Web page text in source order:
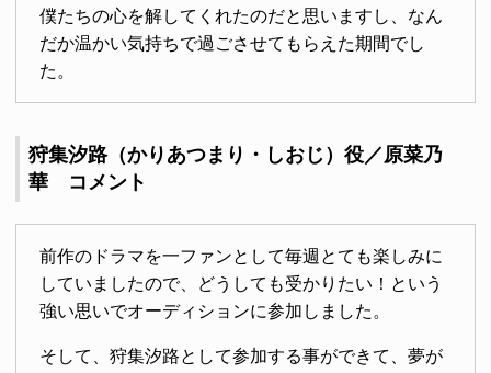
僕たちの心を解してくれたのだと思いますし、なん
だか温かい気持ちで過ごさせてもらえた期間でし
た。
狩集汐路（かりあつまり・しおじ）役／原菜乃
華 コメント
前作のドラマを一ファンとして毎週とても楽しみに
していましたので、どうしても受かりたい！という
強い思いでオーディションに参加しました。
そして、狩集汐路として参加する事ができて、夢が